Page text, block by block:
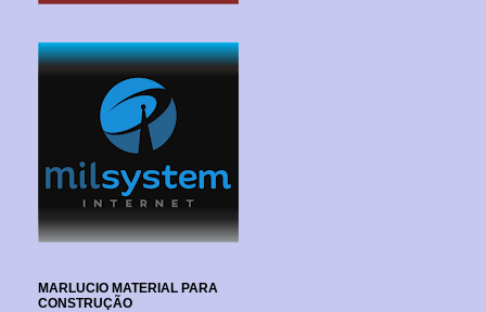
MARLUCIO MATERIAL PARA
CONSTRUÇÃO